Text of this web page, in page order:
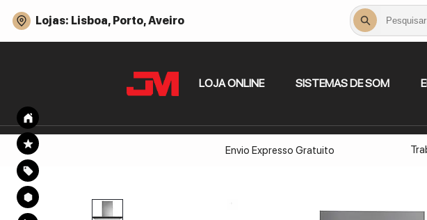
LOJA ONLINE SISTEMAS DE SOM
Lojas: Lisboa, Porto, Aveiro
Envio Expresso Gratuito